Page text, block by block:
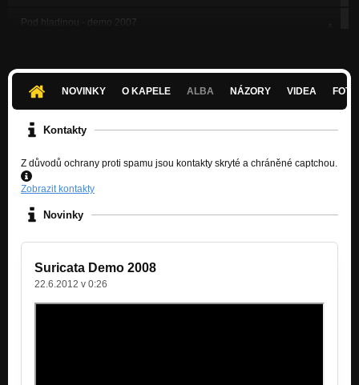
Pod hladinou - demo 2007
Čekání na nekonečno - demo 2007
Nezařazeno
Nezařazeno
NOVINKY O KAPELE ALBA NÁZORY VIDEA
Kontakty
Z důvodů ochrany proti spamu jsou kontakty skryté a chráněné captchou.
Zobrazit kontakty
Novinky
Suricata Demo 2008
22.6.2012 v 0:26